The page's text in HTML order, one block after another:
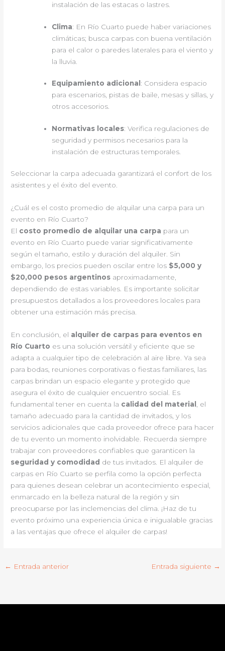
instalación de las estacas o lastres.
Clima: En Río Cuarto puede haber variaciones
climáticas; busca carpas con buena ventilación
para el calor o paredes laterales para el viento y
la lluvia.
Equipamiento adicional : Considera espacio
para escenarios, pistas de baile, mesas y sillas, y
otros accesorios.
Normativas locales: Verifica regulaciones de
seguridad y permisos necesarios para la
instalación de estructuras temporales.
Seleccionar la carpa adecuada garantizará el confort de los
asistentes y el éxito del evento.
¿Cuál es el costo promedio de alquilar una carpa para un
evento en Río Cuarto?
El costo promedio de alquilar una carpa para un
evento en Río Cuarto puede variar significativamente
según el tamaño, estilo y duración del alquiler. Sin
embargo, los precios pueden oscilar entre los $5,000 y
$20,000 pesos argentinos aproximadamente,
dependiendo de estas variables. Es importante solicitar
presupuestos detallados a los proveedores locales para
obtener una estimación más precisa.
En conclusión, el alquiler de carpas para eventos en
Río Cuarto es una solución versátil y eficiente que se
adapta a cualquier tipo de celebración al aire libre. Ya sea
para bodas, reuniones corporativas o fiestas familiares, las
carpas brindan un espacio elegante y protegido que
asegura el éxito de cualquier encuentro social. Es
fundamental tener en cuenta la calidad del material , el
tamaño adecuado para la cantidad de invitados, y los
servicios adicionales que cada proveedor ofrece para hacer
de tu evento un momento inolvidable. Recuerda siempre
trabajar con proveedores confiables que garanticen la
seguridad y comodidad de tus invitados. El alquiler de
carpas en Río Cuarto se perfila como la opción perfecta
para quienes desean celebrar un acontecimiento especial,
enmarcado en la belleza natural de la región y sin
preocuparse por las inclemencias del clima. ¡Haz de tu
evento próximo una experiencia única e inigualable gracias
a las ventajas que ofrece el alquiler de carpas!
← Entrada anterior Entrada siguiente →